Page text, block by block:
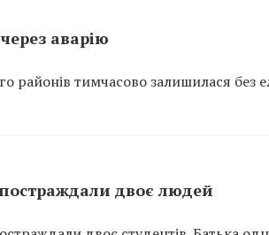
аварію
районів тимчасово залишилася без
двоє людей